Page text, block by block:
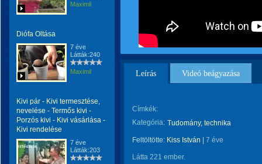
Maximil
Diófa Oltása
7 éve
Látták:240
Maximil
Kivi pár - Kivi termesztése,
nevelése - Termős kivi -
Porzós kivi - Kivi vásárlása -
Kivi rendelése
7 éve
Látták:203
Leírás Videó beágyazása
Címkék:
Kategória: Tudomány, technika
Feltöltötte: Kiss István 7 éve
Látta 221 ember.